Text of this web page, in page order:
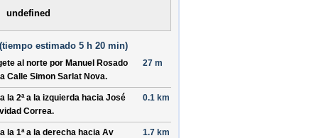
undefined
tiempo estimado 5 h 20 min)
al norte por Manuel Rosado
Calle Simon Sarlat Nova.
27 m
la 2ª a la izquierda hacia José
Correa.
0.1 km
la 1ª a la derecha hacia Av
1.7 km